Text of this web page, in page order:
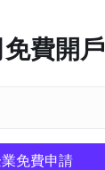
費開戶
免費申請